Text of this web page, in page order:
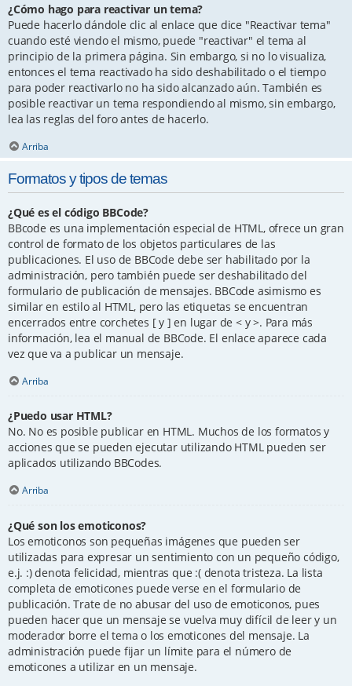
¿Cómo hago para reactivar un tema?
Puede hacerlo dándole clic al enlace que dice "Reactivar tema"
cuando esté viendo el mismo, puede "reactivar" el tema al
principio de la primera página. Sin embargo, si no lo visualiza,
entonces el tema reactivado ha sido deshabilitado o el tiempo
para poder reactivarlo no ha sido alcanzado aún. También es
posible reactivar un tema respondiendo al mismo, sin embargo,
lea las reglas del foro antes de hacerlo.
Arriba
Formatos y tipos de temas
¿Qué es el código BBCode?
BBcode es una implementación especial de HTML, ofrece un gran
control de formato de los objetos particulares de las
publicaciones. El uso de BBCode debe ser habilitado por la
administración, pero también puede ser deshabilitado del
formulario de publicación de mensajes. BBCode asimismo es
similar en estilo al HTML, pero las etiquetas se encuentran
encerrados entre corchetes [ y ] en lugar de < y >. Para más
información, lea el manual de BBCode. El enlace aparece cada
vez que va a publicar un mensaje.
Arriba
¿Puedo usar HTML?
No. No es posible publicar en HTML. Muchos de los formatos y
acciones que se pueden ejecutar utilizando HTML pueden ser
aplicados utilizando BBCodes.
Arriba
¿Qué son los emoticonos?
Los emoticonos son pequeñas imágenes que pueden ser
utilizadas para expresar un sentimiento con un pequeño código,
e.j. :) denota felicidad, mientras que :( denota tristeza. La lista
completa de emoticones puede verse en el formulario de
publicación. Trate de no abusar del uso de emoticonos, pues
pueden hacer que un mensaje se vuelva muy difícil de leer y un
moderador borre el tema o los emoticones del mensaje. La
administración puede fijar un límite para el número de
emoticones a utilizar en un mensaje.